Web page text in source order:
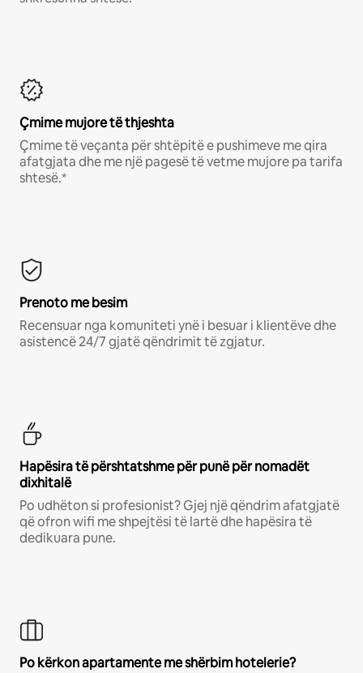
Çmime mujore të thjeshta
Çmime të veçanta për shtëpitë e pushimeve me qira
afatgjata dhe me një pagesë të vetme mujore pa tarifa
shtesë.*
Prenoto me besim
Recensuar nga komuniteti ynë i besuar i klientëve dhe
asistencë 24/7 gjatë qëndrimit të zgjatur.
Hapësira të përshtatshme për punë për nomadët
dixhitalë
Po udhëton si profesionist? Gjej një qëndrim afatgjatë
që ofron wifi me shpejtësi të lartë dhe hapësira të
dedikuara pune.
Po kërkon apartamente me shërbim hotelerie?